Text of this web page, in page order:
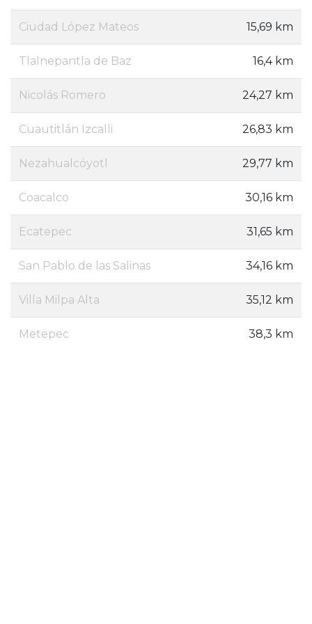
Ciudad López Mateos 15,69 km
Tlalnepantla de Baz 16,4 km
Nicolás Romero 24,27 km
Cuautitlán Izcalli 26,83 km
Nezahualcóyotl 29,77 km
Coacalco 30,16 km
Ecatepec 31,65 km
San Pablo de las Salinas 34,16 km
Villa Milpa Alta 35,12 km
Metepec 38,3 km